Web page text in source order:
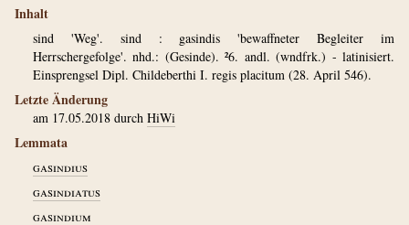
Inhalt
sind 'Weg'. sind : gasindis 'bewaffneter Begleiter im
Herrschergefolge'. nhd.: (Gesinde). ²6. andl. (wndfrk.) - latinisiert.
Einsprengsel Dipl. Childeberthi I. regis placitum (28. April 546).
Letzte Änderung
am 17.05.2018 durch HiWi
Lemmata
gasindius
gasindiatus
gasindium